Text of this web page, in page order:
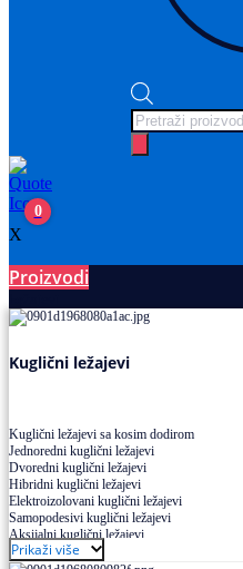
Products
search
0
X
Proizvodi
Kuglični ležajevi
Kuglični ležajevi sa kosim dodirom
Jednoredni kuglični ležajevi
Dvoredni kuglični ležajevi
Hibridni kuglični ležajevi
Elektroizolovani kuglični ležajevi
Samopodesivi kuglični ležajevi
Aksijalni kuglični ležajevi
Kuglični ležajevi od nerđajućeg čelika
Prikaži više